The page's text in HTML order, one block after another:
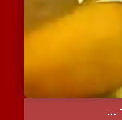
...